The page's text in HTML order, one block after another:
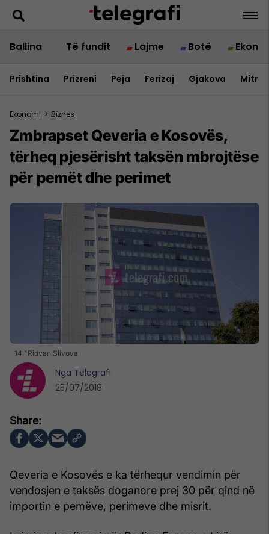
Ballina Të fundit Lajme Botë
Prishtina Prizreni Peja Ferizaj Gjakova
Ekonomi > Biznes
Zmbrapset Qeveria e Kosovës,
tërheq pjesërisht taksën mbrojtëse
për pemët dhe perimet
14:"Ridvan Slivova
Qeveria e Kosovës e ka tërhequr vendimin për
vendosjen e taksës doganore prej 30 për qind në
importin e pemëve, perimeve dhe misrit.
Nga Telegrafi
25/07/2018